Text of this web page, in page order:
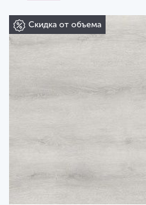
Скидка от объема